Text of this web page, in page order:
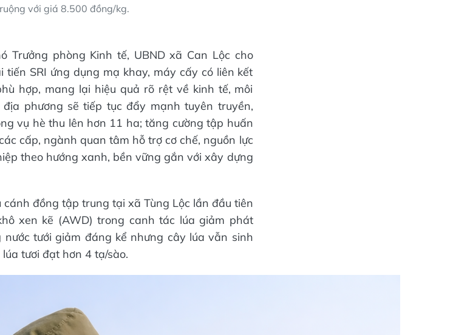
với giá 8.500 đồng/kg.
Trưởng phòng Kinh tế, UBND xã Can Lộc cho
tiến SRI ứng dụng mạ khay, máy cấy có liên kết
hợp, mang lại hiệu quả rõ rệt về kinh tế, môi
phương sẽ tiếp tục đẩy mạnh tuyên truyền,
vụ hè thu lên hơn 11 ha; tăng cường tập huấn
cấp, ngành quan tâm hỗ trợ cơ chế, nguồn lực
theo hướng xanh, bền vững gắn với xây dựng
đồng tập trung tại xã Tùng Lộc lần đầu tiên
xen kẽ (AWD) trong canh tác lúa giảm phát
nước tưới giảm đáng kể nhưng cây lúa vẫn sinh
tươi đạt hơn 4 tạ/sào.